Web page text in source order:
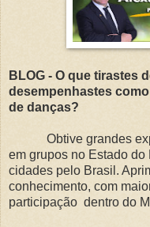
BLOG - O que tirastes
desempenhastes
de danças?
Obtive grandes
em grupos no Estado
cidades pelo Brasil.
conhecimento, com
participação dentro do